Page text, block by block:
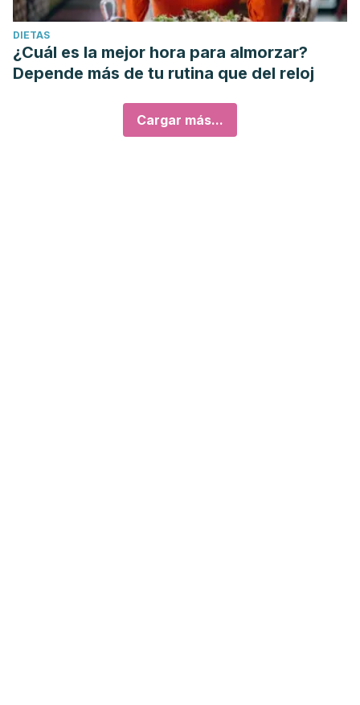
DIETAS
¿Cuál es la mejor hora para almorzar?
Depende más de tu rutina que del reloj
Cargar más...